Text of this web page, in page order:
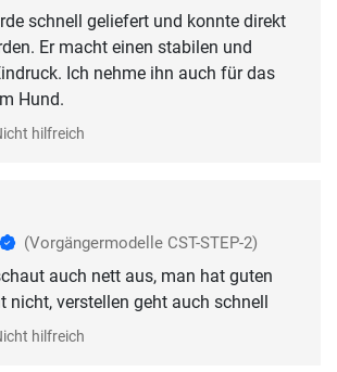
schnell geliefert und konnte direkt
Er macht einen stabilen und
Ich nehme ihn auch für das
Hund.
hilfreich
(Vorgängermodelle CST-STEP-2)
auch nett aus, man hat guten
nicht, verstellen geht auch schnell
hilfreich